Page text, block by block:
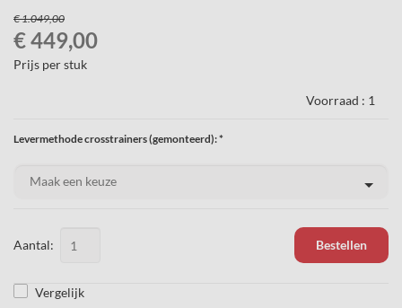
€ 1.049,00
€ 449,00
Prijs per stuk
Voorraad : 1
Levermethode crosstrainers (gemonteerd): *
Aantal: Bestellen
Vergelijk